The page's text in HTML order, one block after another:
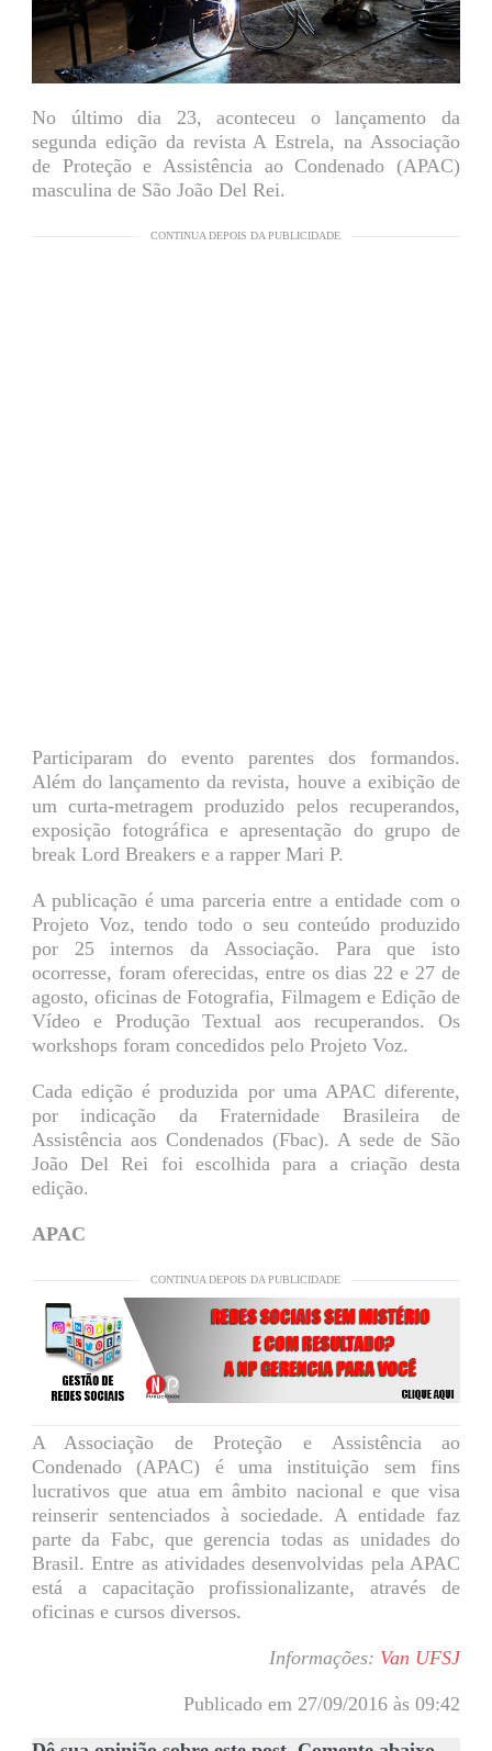
No último dia 23, aconteceu o lançamento da
segunda edição da revista A Estrela, na Associação
de Proteção e Assistência ao Condenado (APAC)
masculina de São João Del Rei.
CONTINUA DEPOIS DA PUBLICIDADE
Participaram do evento parentes dos formandos.
Além do lançamento da revista, houve a exibição de
um curta-metragem produzido pelos recuperandos,
exposição fotográfica e apresentação do grupo de
break Lord Breakers e a rapper Mari P.
A publicação é uma parceria entre a entidade com o
Projeto Voz, tendo todo o seu conteúdo produzido
por 25 internos da Associação. Para que isto
ocorresse, foram oferecidas, entre os dias 22 e 27 de
agosto, oficinas de Fotografia, Filmagem e Edição de
Vídeo e Produção Textual aos recuperandos. Os
workshops foram concedidos pelo Projeto Voz.
Cada edição é produzida por uma APAC diferente,
por indicação da Fraternidade Brasileira de
Assistência aos Condenados (Fbac). A sede de São
João Del Rei foi escolhida para a criação desta
edição.
APAC
CONTINUA DEPOIS DA PUBLICIDADE
A Associação de Proteção e Assistência ao
Condenado (APAC) é uma instituição sem fins
lucrativos que atua em âmbito nacional e que visa
reinserir sentenciados à sociedade. A entidade faz
parte da Fabc, que gerencia todas as unidades do
Brasil. Entre as atividades desenvolvidas pela APAC
está a capacitação profissionalizante, através de
oficinas e cursos diversos.
Informações: Van UFSJ
Publicado em 27/09/2016 às 09:42